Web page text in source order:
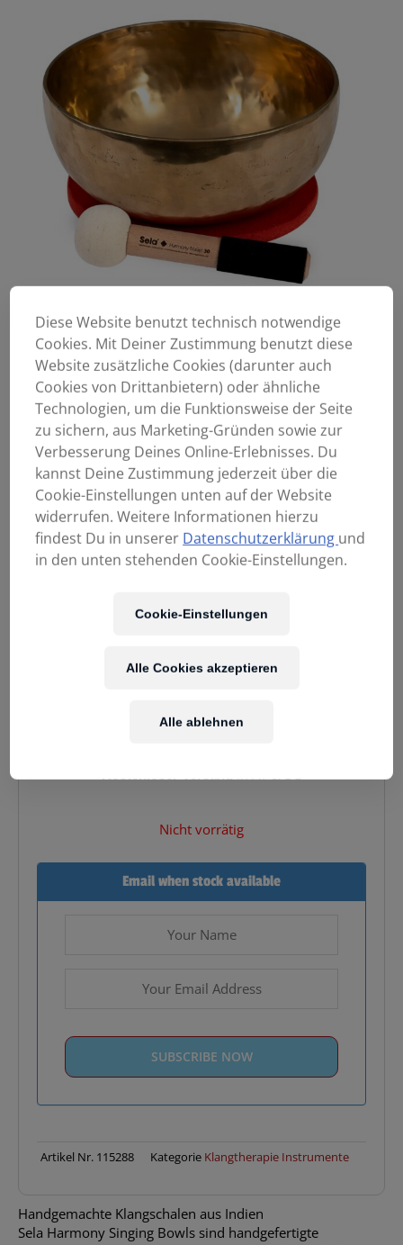
299,90
Kostenloser Versandin AT & DE
Nicht vorrätig
Email when stock available
Artikel Nr. 115288 Kategorie Klangtherapie Instrumente
Handgemachte Klangschalen aus Indien
Sela Harmony Singing Bowls sind handgefertigte
Diese Website benutzt technisch notwendige
Cookies. Mit Deiner Zustimmung benutzt diese
Website zusätzliche Cookies (darunter auch
Cookies von Drittanbietern) oder ähnliche
Technologien, um die Funktionsweise der Seite
zu sichern, aus Marketing-Gründen sowie zur
Verbesserung Deines Online-Erlebnisses. Du
kannst Deine Zustimmung jederzeit über die
Cookie-Einstellungen unten auf der Website
widerrufen. Weitere Informationen hierzu
findest Du in unserer Datenschutzerklärung und
in den unten stehenden Cookie-Einstellungen.
Cookie-Einstellungen
Alle ablehnen
Alle Cookies akzeptieren